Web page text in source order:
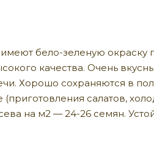
бело-зеленую окраску
качества. Очень
Хорошо сохраняются в
салатов,
на м2 — 24-26 семян.